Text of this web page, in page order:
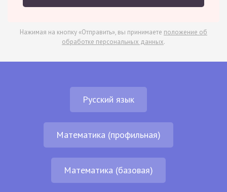
Нажимая на кнопку «Отправить», вы принимаете положение об
обработке персональных данных.
Русский язык
Математика (профильная)
Математика (базовая)